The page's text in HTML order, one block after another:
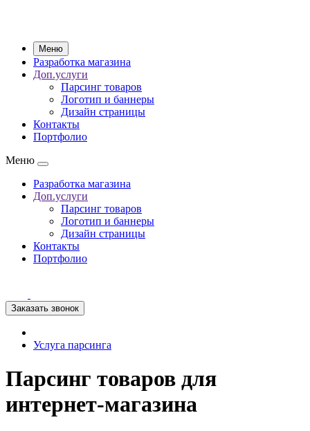
Меню
Разработка магазина
Доп.услуги
Парсинг товаров
Логотип и баннеры
Дизайн страницы
Контакты
Портфолио
Меню
Разработка магазина
Доп.услуги
Парсинг товаров
Логотип и баннеры
Дизайн страницы
Контакты
Портфолио
Заказать звонок
Услуга парсинга
Парсинг товаров для
интернет-магазина